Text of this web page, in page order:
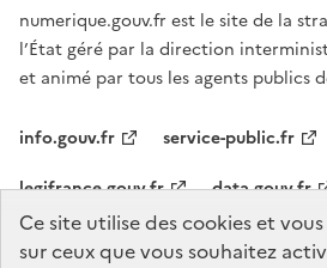
numerique.gouv.fr est le site de la
l’État géré par la direction
et animé par tous les agents publics
info.gouv.fr
service-public.fr
legifrance.gouv.fr
data.gouv.fr
Agenda Nous contacter Mentions
Ce site utilise des cookies et
sur ceux que vous souhaitez